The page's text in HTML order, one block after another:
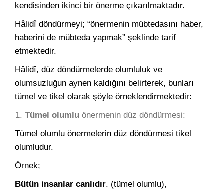
kendisinden ikinci bir önerme çıkarılmaktadır.
Hâlidî döndürmeyi; “önermenin mübtedasını haber,
haberini de mübteda yapmak” şeklinde tarif
etmektedir.
Hâlidî, düz döndürmelerde olumluluk ve
olumsuzluğun aynen kaldığını belirterek, bunları
tümel ve tikel olarak şöyle örneklendirmektedir:
Tümel olumlu önermenin düz döndürmesi:
Tümel olumlu önermelerin düz döndürmesi tikel
olumludur.
Örnek;
Bütün insanlar canlıdır. (tümel olumlu),